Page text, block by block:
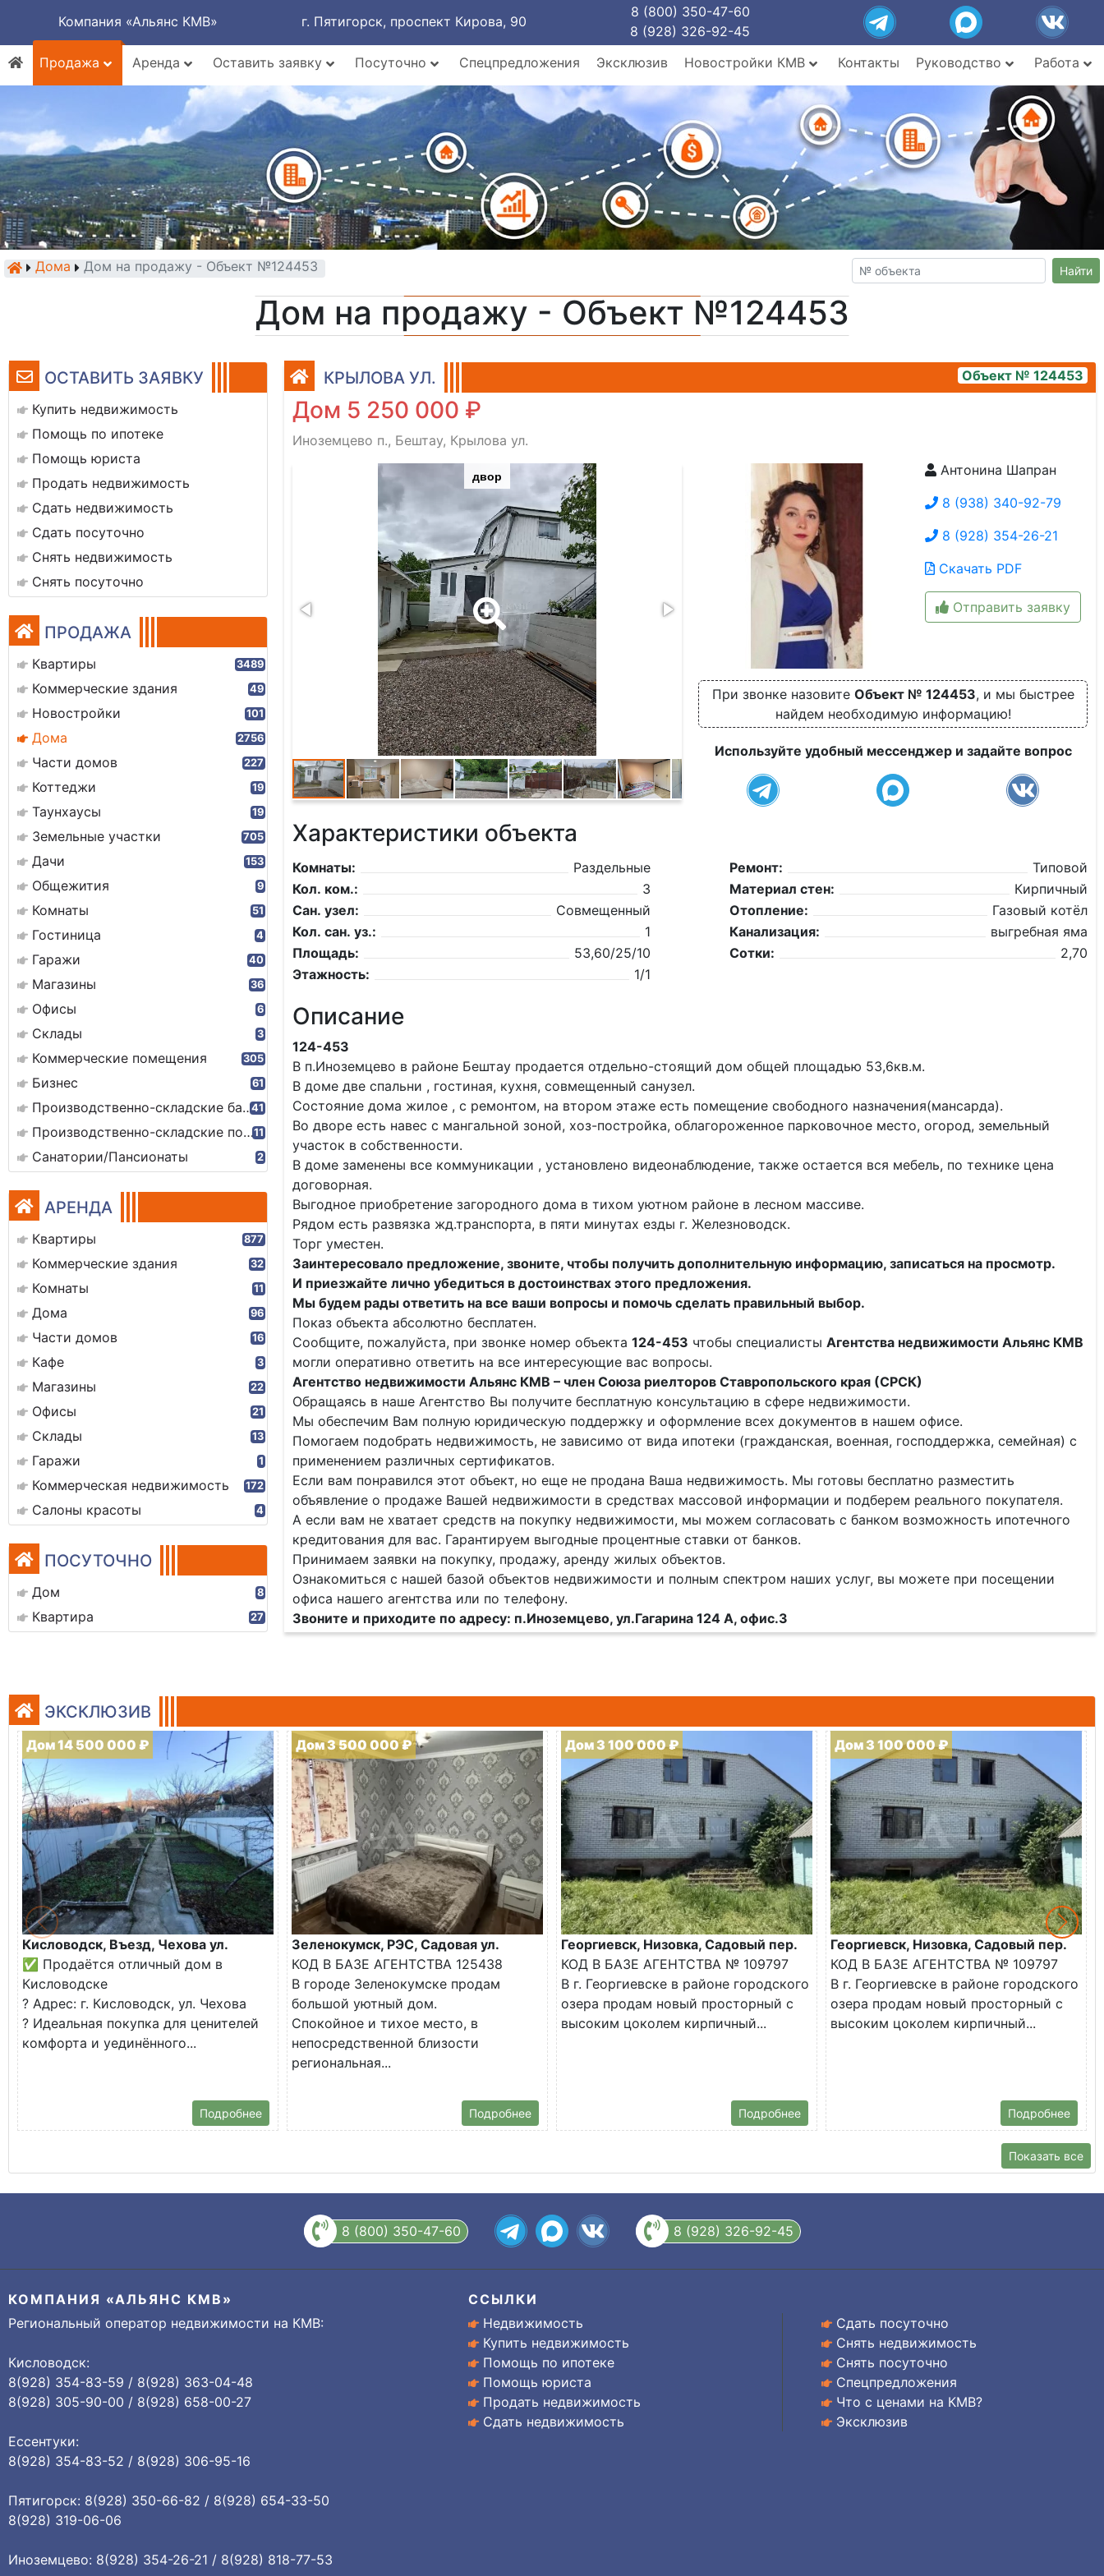
Компания «Альянс КМВ» г. Пятигорск, проспект Кирова, 90
8 (800) 350-47-60
8 (928) 326-92-45
Продажа
Аренда Оставить заявку Посуточно Спецпредложения Эксклюзив Новостройки КМВ Контакты Руководство Работа
Дома Дом на продажу - Объект №124453 Найти
Дом на продажу - Объект №124453
ОСТАВИТЬ ЗАЯВКУ
Купить недвижимость
Помощь по ипотеке
Помощь юриста
Продать недвижимость
Сдать недвижимость
Сдать посуточно
Снять недвижимость
Снять посуточно
ПРОДАЖА
Квартиры 3489
Коммерческие здания 49
Новостройки 101
Дома 2756
Части домов 227
Коттеджи 19
Таунхаусы 19
Земельные участки 705
Дачи 153
Общежития 9
Комнаты 51
Гостиница 4
Гаражи 40
Магазины 36
Офисы 6
Склады 3
Коммерческие помещения 305
Бизнес 61
Производственно-складские базы41
Производственно-складские помещения11
Санатории/Пансионаты 2
АРЕНДА
Квартиры 877
Коммерческие здания 32
Комнаты 11
Дома 96
Части домов 16
Кафе 3
Магазины 22
Офисы 21
Склады 13
Гаражи 1
Коммерческая недвижимость 172
Салоны красоты 4
ПОСУТОЧНО
Дом 8
Квартира 27
КРЫЛОВА УЛ. Объект № 124453
Дом 5 250 000 ₽
Иноземцево п., Бештау, Крылова ул.
двор
img_20260525_103625
Антонина Шапран
8 (938) 340-92-79
8 (928) 354-26-21
Скачать PDF
Отправить заявку
При звонке назовите Объект № 124453, и мы быстрее
найдем необходимую информацию!
Используйте удобный мессенджер и задайте вопрос
Характеристики объекта
Комнаты:
Раздельные
Кол. ком.:
3
Сан. узел:
Совмещенный
Кол. сан. уз.:
1
Площадь:
53,60/25/10
Этажность:
1/1
Ремонт:
Типовой
Материал стен:
Кирпичный
Отопление:
Газовый котёл
Канализация:
выгребная яма
Сотки:
2,70
Описание
124-453
В п.Иноземцево в районе Бештау продается отдельно-стоящий дом общей площадью 53,6кв.м.
В доме две спальни , гостиная, кухня, совмещенный санузел.
Состояние дома жилое , с ремонтом, на втором этаже есть помещение свободного назначения(мансарда).
Во дворе есть навес с мангальной зоной, хоз-постройка, облагороженное парковочное место, огород, земельный
участок в собственности.
В доме заменены все коммуникации , установлено видеонаблюдение, также остается вся мебель, по технике цена
договорная.
Выгодное приобретение загородного дома в тихом уютном районе в лесном массиве.
Рядом есть развязка жд.транспорта, в пяти минутах езды г. Железноводск.
Торг уместен.
Заинтересовало предложение, звоните, чтобы получить дополнительную информацию, записаться на просмотр.
И приезжайте лично убедиться в достоинствах этого предложения.
Мы будем рады ответить на все ваши вопросы и помочь сделать правильный выбор.
Показ объекта абсолютно бесплатен.
Сообщите, пожалуйста, при звонке номер объекта 124-453 чтобы специалисты Агентства недвижимости Альянс КМВ
могли оперативно ответить на все интересующие вас вопросы.
Агентство недвижимости Альянс КМВ – член Союза риелторов Ставропольского края (СРСК)
Обращаясь в наше Агентство Вы получите бесплатную консультацию в сфере недвижимости.
Мы обеспечим Вам полную юридическую поддержку и оформление всех документов в нашем офисе.
Помогаем подобрать недвижимость, не зависимо от вида ипотеки (гражданская, военная, господдержка, семейная) с
применением различных сертификатов.
Если вам понравился этот объект, но еще не продана Ваша недвижимость. Мы готовы бесплатно разместить
объявление о продаже Вашей недвижимости в средствах массовой информации и подберем реального покупателя.
А если вам не хватает средств на покупку недвижимости, мы можем согласовать с банком возможность ипотечного
кредитования для вас. Гарантируем выгодные процентные ставки от банков.
Принимаем заявки на покупку, продажу, аренду жилых объектов.
Ознакомиться с нашей базой объектов недвижимости и полным спектром наших услуг, вы можете при посещении
офиса нашего агентства или по телефону.
Звоните и приходите по адресу: п.Иноземцево, ул.Гагарина 124 А, офис.3
ЭКСКЛЮЗИВ
Дом 14 500 000 ₽
Кисловодск, Въезд, Чехова ул.
✅ Продаётся отличный дом в
Кисловодске
? Адрес: г. Кисловодск, ул. Чехова
? Идеальная покупка для ценителей
комфорта и уединённого...
Подробнее
Дом 3 500 000 ₽
Зеленокумск, РЭС, Садовая ул.
КОД В БАЗЕ АГЕНТСТВА 125438
В городе Зеленокумске продам
большой уютный дом.
Спокойное и тихое место, в
непосредственной близости
региональная...
Подробнее
Дом 3 100 000 ₽
Георгиевск, Низовка, Садовый пер.
КОД В БАЗЕ АГЕНТСТВА № 109797
В г. Георгиевске в районе городского
озера продам новый просторный с
высоким цоколем кирпичный...
Подробнее
Дом 3 100 000 ₽
Георгиевск, Низовка, Садовый пер.
КОД В БАЗЕ АГЕНТСТВА № 109797
В г. Георгиевске в районе городского
озера продам новый просторный с
высоким цоколем кирпичный...
Подробнее
Показать все
8 (800) 350-47-60 8 (928) 326-92-45
КОМПАНИЯ «АЛЬЯНС КМВ»
Региональный оператор недвижимости на КМВ:
Кисловодск:
8(928) 354-83-59 / 8(928) 363-04-48
8(928) 305-90-00 / 8(928) 658-00-27
Ессентуки:
8(928) 354-83-52 / 8(928) 306-95-16
Пятигорск: 8(928) 350-66-82 / 8(928) 654-33-50
8(928) 319-06-06
Иноземцево: 8(928) 354-26-21 / 8(928) 818-77-53
ССЫЛКИ
Недвижимость
Купить недвижимость
Помощь по ипотеке
Помощь юриста
Продать недвижимость
Сдать недвижимость
Сдать посуточно
Снять недвижимость
Снять посуточно
Спецпредложения
Что с ценами на КМВ?
Эксклюзив